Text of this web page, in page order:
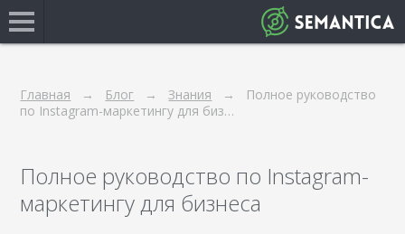
Главная Блог Знания
Полное руководство
по Instagram-маркетингу для биз…
Полное руководство по Instagram-
маркетингу для бизнеса